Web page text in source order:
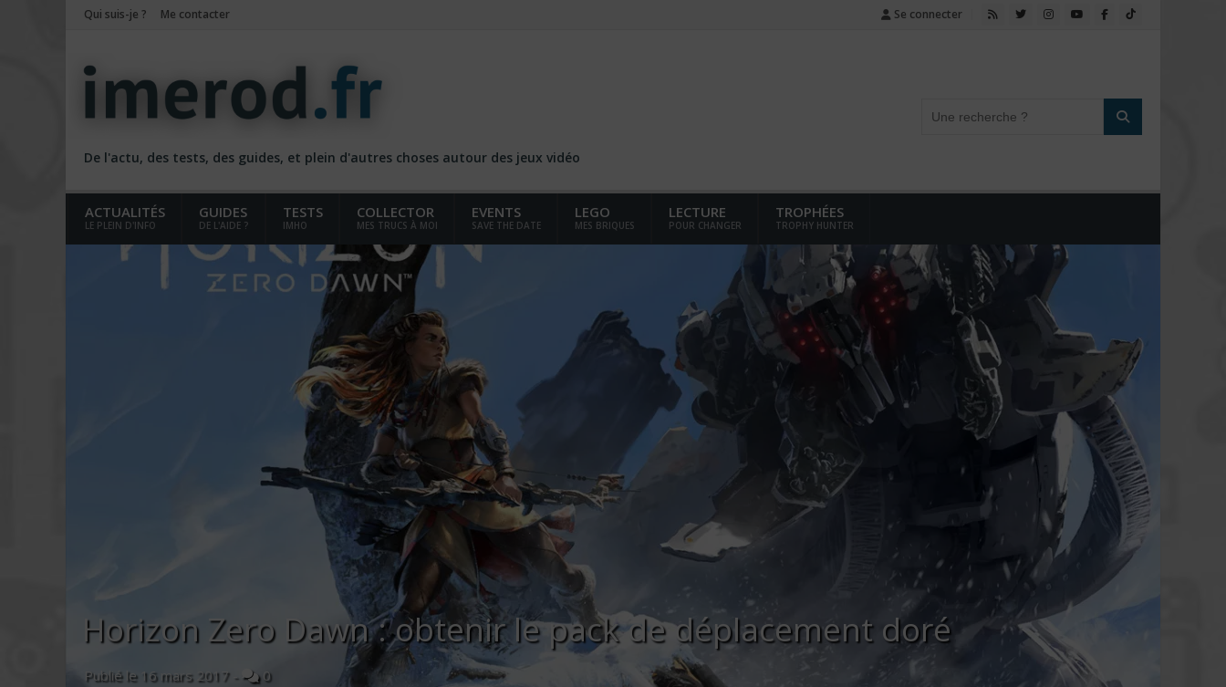
Qui suis-je ? Me contacter Se connecter
De l'actu, des tests, des guides, et plein d'autres choses autour des jeux vidéo
ACTUALITÉS
LE PLEIN D'INFO
GUIDES
DE L'AIDE ?
TESTS
IMHO
COLLECTOR
MES TRUCS À MOI
EVENTS
SAVE THE DATE
LEGO
MES BRIQUES
LECTURE
POUR CHANGER
TROPHÉES
TROPHY HUNTER
Horizon Zero Dawn : obtenir le pack de déplacement doré
Publié le 16 mars 2017 - 0